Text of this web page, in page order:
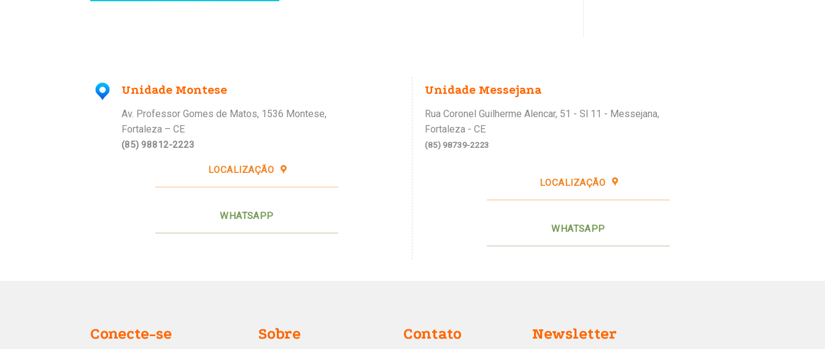
Unidade Montese
Av. Professor Gomes de Matos, 1536 Montese,
Fortaleza – CE
(85) 98812-2223
LOCALIZAÇÃO
WHATSAPP
Unidade Messejana
Rua Coronel Guilherme Alencar, 51 - Sl 11 - Messejana,
Fortaleza - CE
(85) 98739-2223
LOCALIZAÇÃO
WHATSAPP
Conecte-se Sobre Contato Newsletter